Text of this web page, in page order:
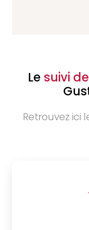
Le suivi
Retrouvez ici